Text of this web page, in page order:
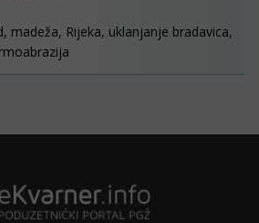
madeža, Rijeka, uklanjanje bradavica,